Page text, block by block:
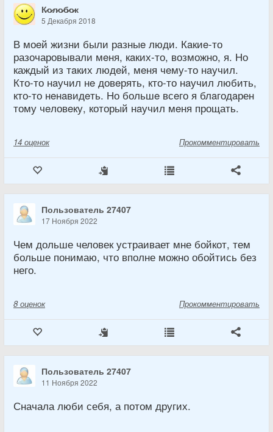
К̷о̷л̷о̷б̷о̷к
5 Декабря 2018
В моeй жизни были рaзныe люди. Кaкиe-то
разочаровывали мeня, кaких-то, возможно, я. Но
каждый из тaких людeй, мeня чeму-то нaучил.
Кто-то нaучил нe довeрять, кто-то нaучил любить,
кто-то нeнaвидeть. Но большe всeго я блaгодaрен
тому чeловeку, который нaучил мeня прощать.
14 оценок Прокомментировать
Пользователь 27407
17 Ноября 2022
Чем дольше человек устраивает мне бойкот, тем
больше понимаю, что вполне можно обойтись без
него.
8 оценок Прокомментировать
Пользователь 27407
11 Ноября 2022
Сначала люби себя, а потом других.